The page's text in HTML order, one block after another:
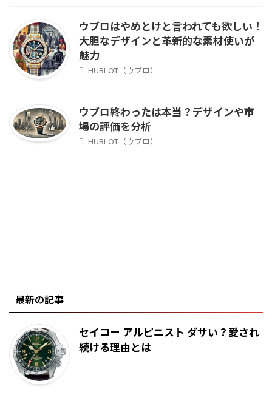
ウブロはやめとけと言われても欲しい！
大胆なデザインと革新的な素材使いが
魅力
HUBLOT（ウブロ）
ウブロ終わったは本当？デザインや市
場の評価を分析
HUBLOT（ウブロ）
最新の記事
セイコー アルピニスト ダサい？愛され
続ける理由とは